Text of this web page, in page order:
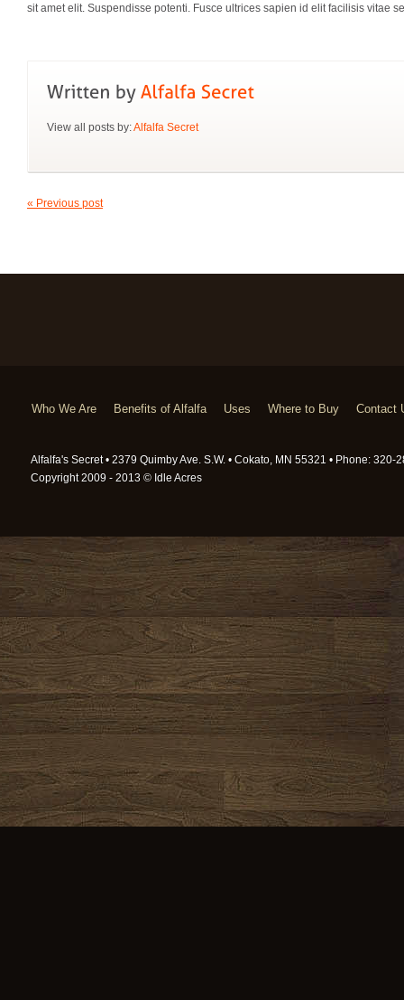
sit amet elit. Suspendisse potenti. Fusce ultrices sapien id elit facilisis vitae
View all posts by:Alfalfa Secret
« Previous post
Who We Are Benefits of Alfalfa Uses Where to Buy Contact
Alfalfa's Secret • 2379 Quimby Ave. S.W. • Cokato, MN 55321 • Phone: 320-
Copyright 2009 - 2013 © Idle Acres